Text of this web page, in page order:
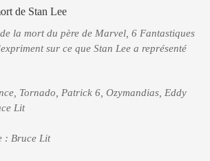
SAISON 13
de Stan Lee
la mort du père de Marvel, 6 Fantastiques
sur ce que Stan Lee a représenté
Tornado, Patrick 6, Ozymandias, Eddy
Lit
: Bruce Lit
Musique
Presse
xmen